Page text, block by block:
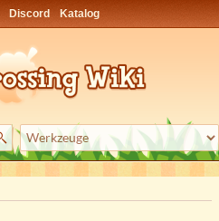
Discord Katalog